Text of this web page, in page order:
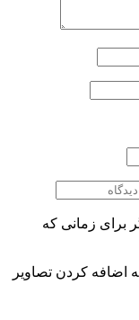
برای زمانی که
اضافه کردن تصاویر